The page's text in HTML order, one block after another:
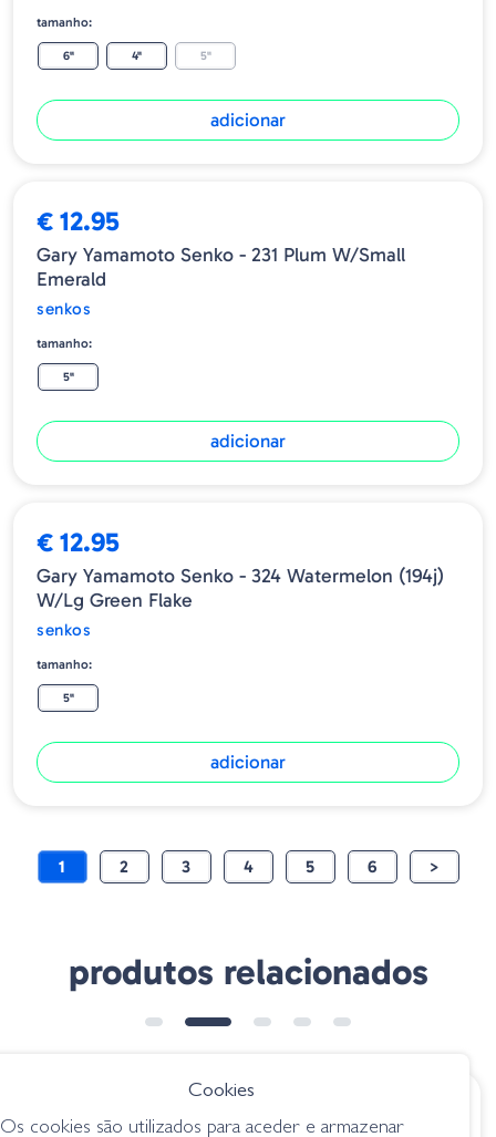
tamanho:
6" 4" 5"
adicionar
€ 12.95
Gary Yamamoto Senko - 231 Plum W/Small
Emerald
senkos
tamanho:
5"
adicionar
€ 12.95
Gary Yamamoto Senko - 324 Watermelon (194j)
W/lg Green Flake
senkos
tamanho:
5"
adicionar
1 2 3 4 5 6 >
produtos relacionados
€ 10.10
Cookies
Os cookies são utilizados para aceder e armazenar